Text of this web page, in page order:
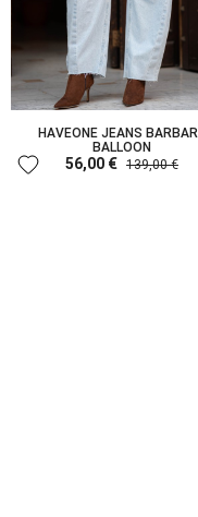
HAVEONE JEANS
BALLOON
56,00 € 139,00 €
favorite